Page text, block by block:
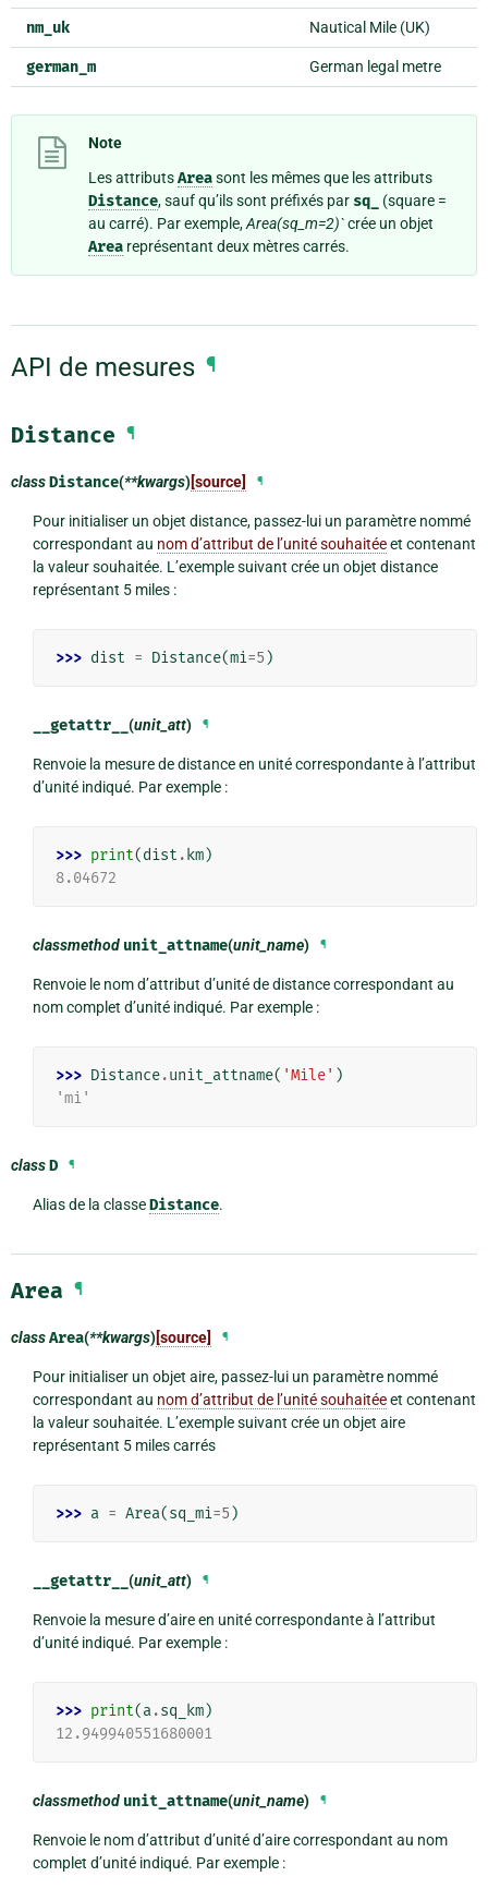
nm_uk Nautical Mile (UK)
german_m German legal metre
Note
Les attributsAreasont les mêmes que les attributs
Distance, sauf qu’ils sont préfixés par sq_
(square =
au carré). Par exemple,Area(sq_m=2)`crée un objet
Area représentant deux mètres carrés.
API de mesures ¶
Distance ¶
classDistance(**kwargs)[source] ¶
Pour initialiser un objet distance, passez-lui un paramètre nommé
correspondant au nom d’attribut de l’unité souhaitéeet contenant
la valeur souhaitée. L’exemple suivant crée un objet distance
représentant 5 miles :
>>> dist = Distance(mi=5 )
__getattr__ (unit_att) ¶
Renvoie la mesure de distance en unité correspondante à l’attribut
d’unité indiqué. Par exemple :
>>> print(dist . km)
8.04672
classmethod unit_attname(unit_name) ¶
Renvoie le nom d’attribut d’unité de distance correspondant au
nom complet d’unité indiqué. Par exemple :
>>> Distance.unit_attname( 'Mile' )
'mi'
classD ¶
Alias de la classeDistance.
Area ¶
classArea(**kwargs)[source] ¶
Pour initialiser un objet aire, passez-lui un paramètre nommé
correspondant au nom d’attribut de l’unité souhaitéeet contenant
la valeur souhaitée. L’exemple suivant crée un objet aire
représentant 5 miles carrés
>>> a = Area(sq_mi=5 )
__getattr__ (unit_att) ¶
Renvoie la mesure d’aire en unité correspondante à l’attribut
d’unité indiqué. Par exemple :
>>> print(a.sq_km)
12.949940551680001
classmethod unit_attname(unit_name) ¶
Renvoie le nom d’attribut d’unité d’aire correspondant au nom
complet d’unité indiqué. Par exemple :